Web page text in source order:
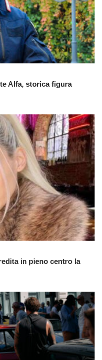
Alfa, storica figura
in pieno centro la